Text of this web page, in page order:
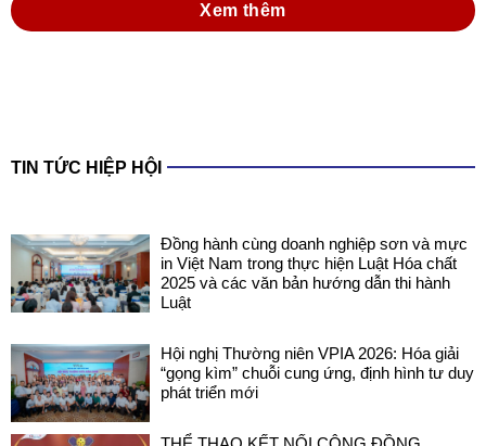
Xem thêm
TIN TỨC HIỆP HỘI
Đồng hành cùng doanh nghiệp sơn và mực
in Việt Nam trong thực hiện Luật Hóa chất
2025 và các văn bản hướng dẫn thi hành
Luật
Hội nghị Thường niên VPIA 2026: Hóa giải
“gọng kìm” chuỗi cung ứng, định hình tư duy
phát triển mới